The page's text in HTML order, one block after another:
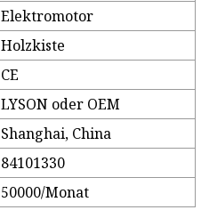
Elektromotor
Holzkiste
CE
LYSON oder OEM
Shanghai, China
84101330
50000/Monat